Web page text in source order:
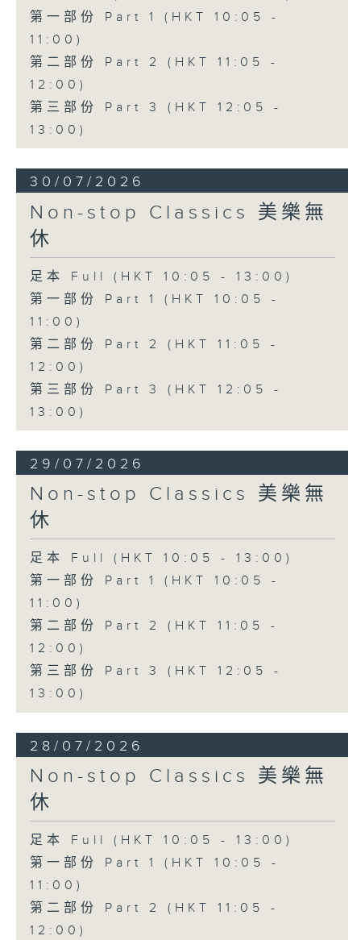
第一部份 Part 1 (HKT 10:05 -
11:00)
第二部份 Part 2 (HKT 11:05 -
12:00)
第三部份 Part 3 (HKT 12:05 -
13:00)
30/07/2026
Non-stop Classics 美樂無
休
足本 Full (HKT 10:05 - 13:00)
第一部份 Part 1 (HKT 10:05 -
11:00)
第二部份 Part 2 (HKT 11:05 -
12:00)
第三部份 Part 3 (HKT 12:05 -
13:00)
29/07/2026
Non-stop Classics 美樂無
休
足本 Full (HKT 10:05 - 13:00)
第一部份 Part 1 (HKT 10:05 -
11:00)
第二部份 Part 2 (HKT 11:05 -
12:00)
第三部份 Part 3 (HKT 12:05 -
13:00)
28/07/2026
Non-stop Classics 美樂無
休
足本 Full (HKT 10:05 - 13:00)
第一部份 Part 1 (HKT 10:05 -
11:00)
第二部份 Part 2 (HKT 11:05 -
12:00)